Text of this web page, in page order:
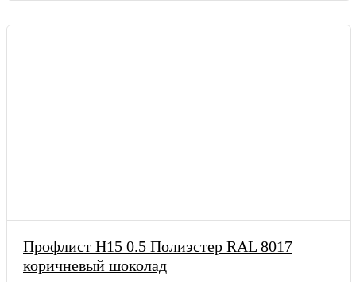
Профлист Н15 0.5 Полиэстер RAL 8017
коричневый шоколад